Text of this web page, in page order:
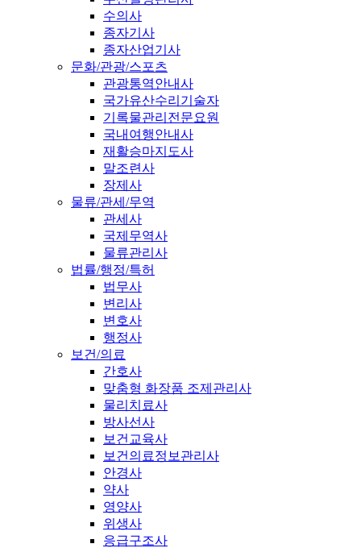
수의사
종자기사
종자산업기사
문화/관광/스포츠
관광통역안내사
국가유산수리기술자
기록물관리전문요원
국내여행안내사
재활승마지도사
말조련사
장제사
물류/관세/무역
관세사
국제무역사
물류관리사
법률/행정/특허
법무사
변리사
변호사
행정사
보건/의료
간호사
맞춤형 화장품 조제관리사
물리치료사
방사선사
보건교육사
보건의료정보관리사
안경사
약사
영양사
위생사
응급구조사